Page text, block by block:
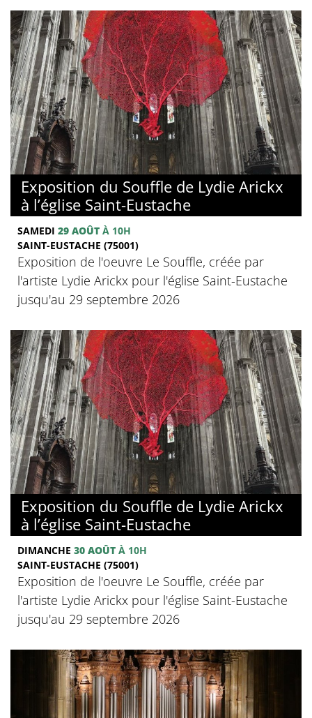
Exposition du Souffle de Lydie Arickx
à l’église Saint-Eustache
SAMEDI 29 AOÛT À 10H
SAINT-EUSTACHE (75001)
Exposition de l'oeuvre Le Souffle, créée par
l'artiste Lydie Arickx pour l'église Saint-Eustache
jusqu'au 29 septembre 2026
Exposition du Souffle de Lydie Arickx
à l’église Saint-Eustache
DIMANCHE 30 AOÛT À 10H
SAINT-EUSTACHE (75001)
Exposition de l'oeuvre Le Souffle, créée par
l'artiste Lydie Arickx pour l'église Saint-Eustache
jusqu'au 29 septembre 2026